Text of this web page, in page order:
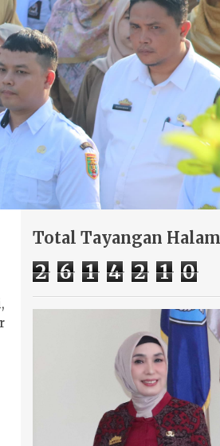
Total Tayangan
2 6 1 4 2 1 0